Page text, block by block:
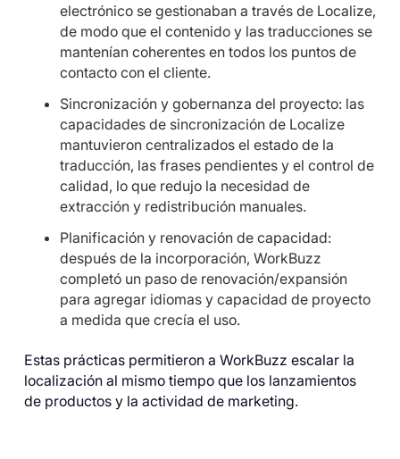
electrónico se gestionaban a través de Localize,
de modo que el contenido y las traducciones se
mantenían coherentes en todos los puntos de
contacto con el cliente.
Sincronización y gobernanza del proyecto: las
capacidades de sincronización de Localize
mantuvieron centralizados el estado de la
traducción, las frases pendientes y el control de
calidad, lo que redujo la necesidad de
extracción y redistribución manuales.
Planificación y renovación de capacidad:
después de la incorporación, WorkBuzz
completó un paso de renovación/expansión
para agregar idiomas y capacidad de proyecto
a medida que crecía el uso.
Estas prácticas permitieron a WorkBuzz escalar la
localización al mismo tiempo que los lanzamientos
de productos y la actividad de marketing.